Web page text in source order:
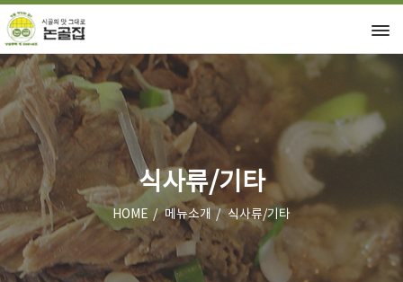
식사류/기타
HOME 메뉴소개 식사류/기타